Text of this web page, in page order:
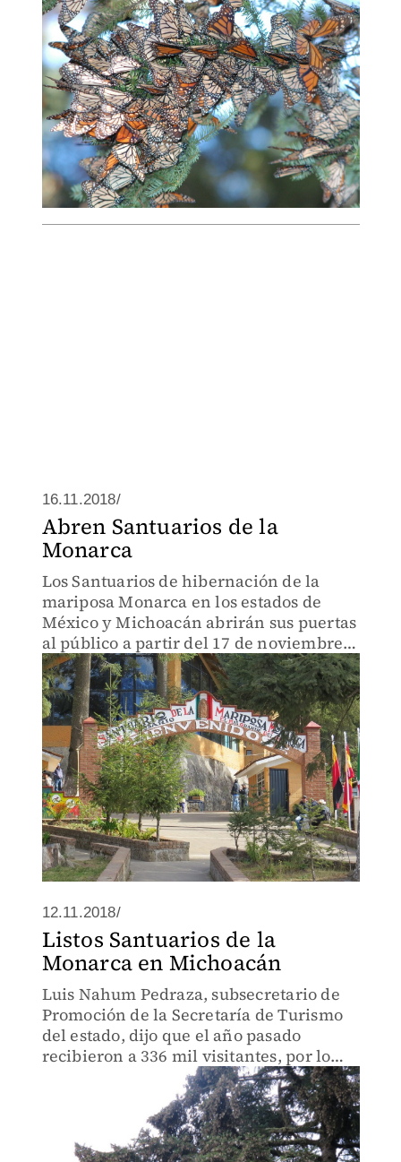
16.11.2018/
Abren Santuarios de la
Monarca
Los Santuarios de hibernación de la
mariposa Monarca en los estados de
México y Michoacán abrirán sus puertas
al público a partir del 17 de noviembre y
hasta el 31 de marzo del próximo año.
12.11.2018/
Listos Santuarios de la
Monarca en Michoacán
Luis Nahum Pedraza, subsecretario de
Promoción de la Secretaría de Turismo
del estado, dijo que el año pasado
recibieron a 336 mil visitantes, por lo
que esperan superar este número.